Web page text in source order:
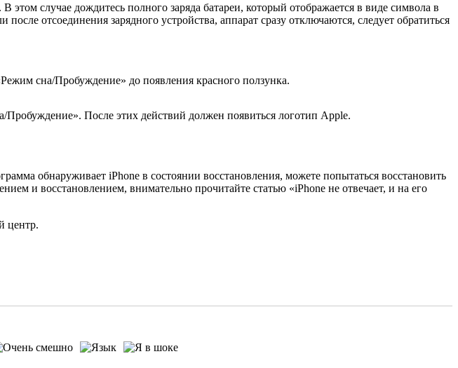
случае дождитесь полного заряда батареи, который отображается в виде символа в
отсоединения зарядного устройства, аппарат сразу отключаются, следует обратиться
сна/Пробуждение» до появления красного ползунка.
После этих действий должен появиться логотип Apple.
обнаруживает iPhone в состоянии восстановления, можете попытаться восстановить
и восстановлением, внимательно прочитайте статью «iPhone не отвечает, и на его
центр.